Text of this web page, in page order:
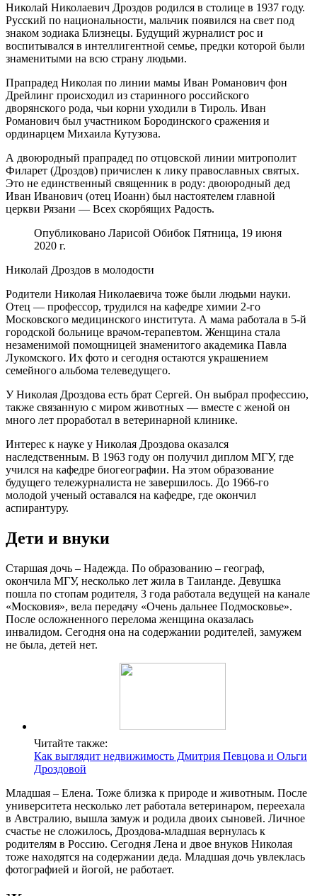
Николай Николаевич Дроздов родился в столице в 1937 году.
Русский по национальности, мальчик появился на свет под
знаком зодиака Близнецы. Будущий журналист рос и
воспитывался в интеллигентной семье, предки которой были
знаменитыми на всю страну людьми.
Прапрадед Николая по линии мамы Иван Романович фон
Дрейлинг происходил из старинного российского
дворянского рода, чьи корни уходили в Тироль. Иван
Романович был участником Бородинского сражения и
ординарцем Михаила Кутузова.
А двоюродный прапрадед по отцовской линии митрополит
Филарет (Дроздов) причислен к лику православных святых.
Это не единственный священник в роду: двоюродный дед
Иван Иванович (отец Иоанн) был настоятелем главной
церкви Рязани — Всех скорбящих Радость.
Опубликовано Ларисой Обибок Пятница, 19 июня
2020 г.
Николай Дроздов в молодости
Родители Николая Николаевича тоже были людьми науки.
Отец — профессор, трудился на кафедре химии 2-го
Московского медицинского института. А мама работала в 5-й
городской больнице врачом-терапевтом. Женщина стала
незаменимой помощницей знаменитого академика Павла
Лукомского. Их фото и сегодня остаются украшением
семейного альбома телеведущего.
У Николая Дроздова есть брат Сергей. Он выбрал профессию,
также связанную с миром животных — вместе с женой он
много лет проработал в ветеринарной клинике.
Интерес к науке у Николая Дроздова оказался
наследственным. В 1963 году он получил диплом МГУ, где
учился на кафедре биогеографии. На этом образование
будущего тележурналиста не завершилось. До 1966-го
молодой ученый оставался на кафедре, где окончил
аспирантуру.
Дети и внуки
Старшая дочь – Надежда. По образованию – географ,
окончила МГУ, несколько лет жила в Таиланде. Девушка
пошла по стопам родителя, 3 года работала ведущей на канале
«Московия», вела передачу «Очень дальнее Подмосковье».
После осложненного перелома женщина оказалась
инвалидом. Сегодня она на содержании родителей, замужем
не была, детей нет.
Читайте также:
Как выглядит недвижимость Дмитрия Певцова и Ольги
Дроздовой
Младшая – Елена. Тоже близка к природе и животным. После
университета несколько лет работала ветеринаром, переехала
в Австралию, вышла замуж и родила двоих сыновей. Личное
счастье не сложилось, Дроздова-младшая вернулась к
родителям в Россию. Сегодня Лена и двое внуков Николая
тоже находятся на содержании деда. Младшая дочь увлеклась
фотографией и йогой, не работает.